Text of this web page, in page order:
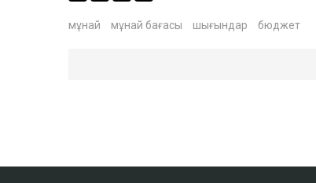
мұнай мұнай бағасы шығындар бюджет